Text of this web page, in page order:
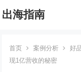
出海指南
首页 案例分析
好
现1亿营收的秘密